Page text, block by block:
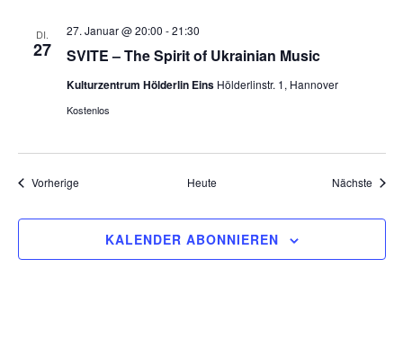
DI.
27 SVITE – The Spirit of Ukrainian Music
27. Januar @ 20:00 -21:30
Kulturzentrum Hölderlin Eins Hölderlinstr. 1, Hannover
Kostenlos
VorherigeVeranstaltungen Heute Nächste
KALENDER ABONNIEREN